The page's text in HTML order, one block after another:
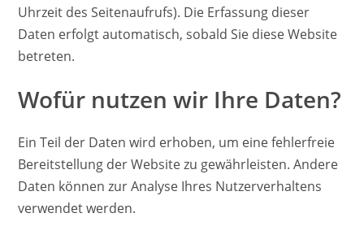
Uhrzeit des Seitenaufrufs). Die Erfassung dieser
Daten erfolgt automatisch, sobald Sie diese Website
betreten.
Wofür nutzen wir Ihre Daten?
Ein Teil der Daten wird erhoben, um eine fehlerfreie
Bereitstellung der Website zu gewährleisten. Andere
Daten können zur Analyse Ihres Nutzerverhaltens
verwendet werden.